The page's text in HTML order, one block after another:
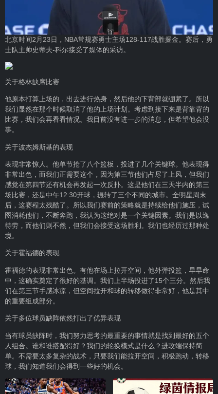
北京时间2月23日，NBA常规赛勇士主场128-117战胜掘金。赛后，勇
士队主帅史蒂夫-科尔接受了媒体的采访。
关于格林缺席比赛
他原本打算上场的，出去进行热身，然后他的下背部就绷紧了。所以
我们显然在那个时候取消了他的上场计划。考虑到接下来是背靠背的
比赛，我们会再看看情况。我目前没有进一步的消息，但希望他会没
事。
关于波杰姆斯基的表现
表现非常惊人。他单节抢了八个篮板，投进了几个关键球。他表现得
非常出色，而我们正需要这个，因为第三节他们占尽了上风，但我们
感觉在第四节还有机会再发起一次反扑。这是他们在三天半内的第三
场比赛，还是中午12:30开球，辗转了三个不同的城市。全明星周末
后，这赛程太残酷了。所以我们赛前的策略就是持续给他们施压，试
图消耗他们，不断奔跑，我认为这绝对是一个关键因素。我们是以逸
待劳，而他们则不然，但我们会接受这场胜利。我们也经历过那种处
境。
关于霍福德的表现
霍福德的表现非常出色。有他在场上拉开空间，他外弹投篮，早早命
中，这确实奠定了很好的基调。我们上半场投进了15个三分。然后我
们在第三节手感冰凉，但空间拉开和球的转移做得非常好，他是其中
的重要组成部分。
关于多位球员缺阵依然打出了优异表现
当有球员缺阵时，我们努力思考的最重要的事情就是找到最好的五个
人组合。谁和谁搭配得好？我们的轮换模式是什么？进攻端保持简
单。不需要太多复杂的战术，只要我们能拉开空间，积极跑动，转移
球，我们知道我们会得到一些好的机会。